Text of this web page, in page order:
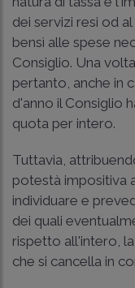
dei servizi resi od
bensì alle spese
Consiglio. Una
pertanto, anche in
d'anno il Consiglio
quota per intero.
Tuttavia,
potestà impositiva
individuare e
dei quali
rispetto all'intero,
che si cancella in